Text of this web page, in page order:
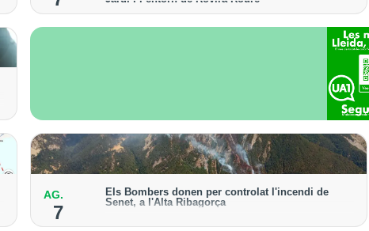
S’ha urbanitzat un tram de 135 metres, que incorpora
voreres accessibles, arbrat i renovació dels serveis
AG.
7
Els Bombers donen per controlat l'incendi de
Senet, a l'Alta Ribagorça
mitjans aeris per detectar possibles punts calents